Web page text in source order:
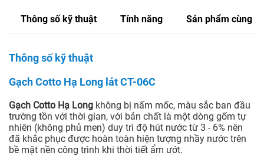
Thông số kỹ thuật Tính năng Sản phẩm cùng
Thông số kỹ thuật
Gạch Cotto Hạ Long lát CT-06C
Gạch Cotto Hạ Long không bị nấm mốc, màu sắc ban đầu
trường tồn với thời gian, với bản chất là một dòng gốm tự
nhiên (không phủ men) duy trì độ hút nước từ 3 - 6% nên
đã khắc phục được hoàn toàn hiện tượng nhầy nước trên
bề mặt nền công trình khi thời tiết ẩm ướt.